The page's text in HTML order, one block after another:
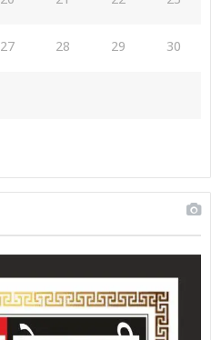
27 28 29 30